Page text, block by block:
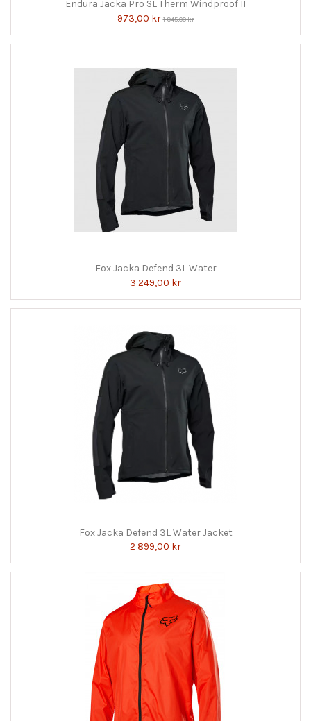
Endura Jacka Pro SL Therm Windproof II
973,00 kr1 945,00 kr
Fox Jacka Defend 3L Water
3 249,00 kr
Fox Jacka Defend 3L Water Jacket
2 899,00 kr